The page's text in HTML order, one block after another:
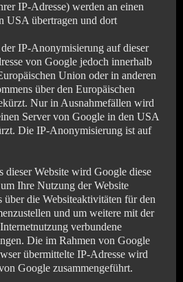
IP-Adresse) werden an einen
USA übertragen und dort
IP-Anonymisierung auf dieser
von Google jedoch innerhalb
Union oder in anderen
über den Europäischen
Nur in Ausnahmefällen wird
Server von Google in den USA
Die IP-Anonymisierung ist auf
dieser Website wird Google diese
Ihre Nutzung der Website
über die Websiteaktivitäten für den
und um weitere mit der
verbundene
Die im Rahmen von Google
übermittelte IP-Adresse wird
Google zusammengeführt.